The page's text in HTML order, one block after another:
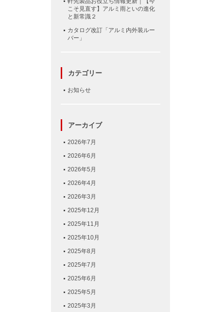
こそ見直す】アルミ雨といの進化
と新常識２
カタログ改訂「アルミ内外装ルー
バー」
カテゴリー
お知らせ
アーカイブ
2026年7月
2026年6月
2026年5月
2026年4月
2026年3月
2025年12月
2025年11月
2025年10月
2025年8月
2025年7月
2025年6月
2025年5月
2025年3月